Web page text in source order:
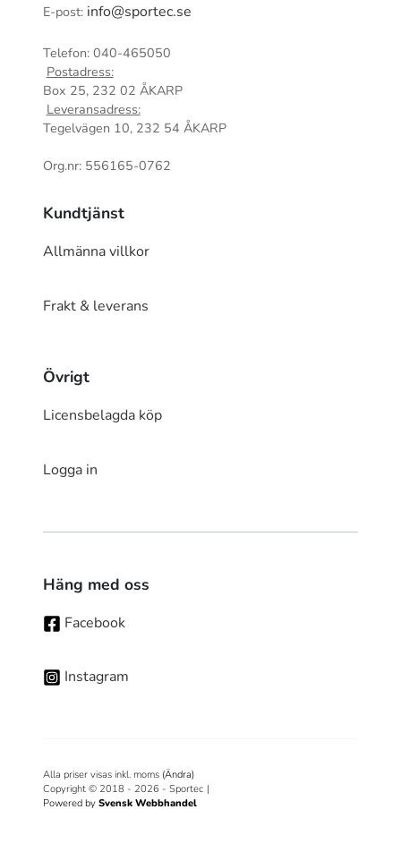
E-post: info@sportec.se
Telefon: 040-465050
Postadress:
Box 25, 232 02 ÅKARP
Leveransadress:
Tegelvägen 10, 232 54 ÅKARP
Org.nr: 556165-0762
Kundtjänst
Allmänna villkor
Frakt & leverans
Övrigt
Licensbelagda köp
Logga in
Häng med oss
Facebook
Instagram
Alla priser visas inkl. moms (Ändra)
Copyright © 2018 - 2026 - Sportec |
Powered by Svensk Webbhandel